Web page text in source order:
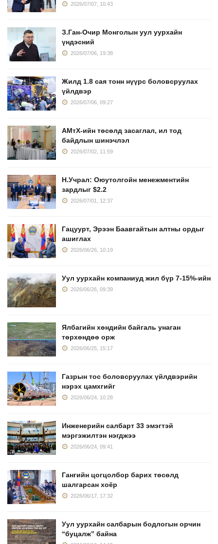
2026/07/07, 10:43
З.Ган-Очир Монголын уул уурхайн
үндэсний
2026/07/06, 19:38
Жилд 1.8 сая тонн нүүрс боловсруулах
үйлдвэр
2026/07/06, 09:27
АМтХ-ийн төсөлд засаглал, ил тод
байдлын шинэчлэл
2026/07/02, 11:59
Н.Учрал: Оюутолгойн менежментийн
зардлыг $2.2
2026/07/01, 12:37
Гацуурт, Эрээн Баавгайтын алтны ордыг
ашиглах
2026/06/26, 10:19
Уул уурхайн компаниуд жил бүр 7-15%-ийн
2026/06/26, 09:39
Ялбагийн хөндийн байгаль унаган
төрхөндөө орж
2026/06/25, 15:17
Газрын тос боловсруулах үйлдвэрийн
нэрэх цамхгийг
2026/06/24, 10:28
Инженерийн салбарт 33 эмэгтэй
мэргэжилтэн нэгджээ
2026/06/24, 09:41
Гангийн цогцолбор барих төсөлд
шалгарсан хоёр
2026/06/17, 17:32
Уул уурхайн салбарын бодлогын орчин
“буцалж” байна